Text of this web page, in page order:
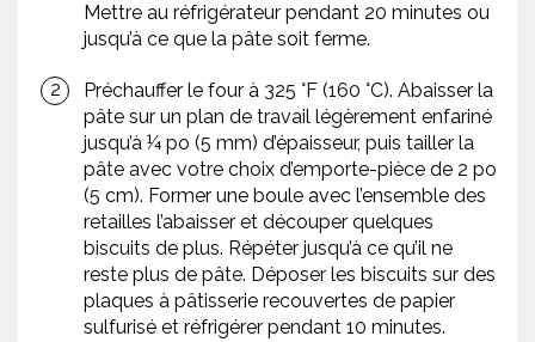
Mettre au réfrigérateur pendant 20 minutes ou
jusqu’à ce que la pâte soit ferme.
Préchauffer le four à 325 °F (160 °C). Abaisser la
pâte sur un plan de travail légèrement enfariné
jusqu’à ¼ po (5 mm) d’épaisseur, puis tailler la
pâte avec votre choix d’emporte-pièce de 2 po
(5 cm). Former une boule avec l’ensemble des
retailles l’abaisser et découper quelques
biscuits de plus. Répéter jusqu’à ce qu’il ne
reste plus de pâte. Déposer les biscuits sur des
plaques à pâtisserie recouvertes de papier
sulfurisé et réfrigérer pendant 10 minutes.